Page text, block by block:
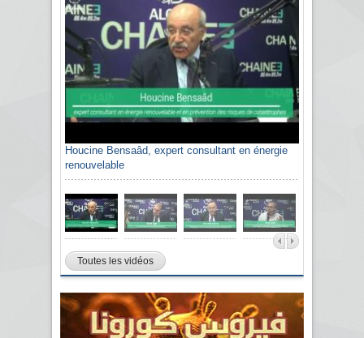
Houcine Bensaâd, expert consultant en énergie
renouvelable
Toutes les vidéos